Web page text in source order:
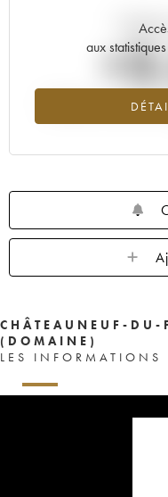
aux
Tendance à la hausse
CHÂTEAUNEUF-DU-
(DOMAINE)
LES INFORMATIONS